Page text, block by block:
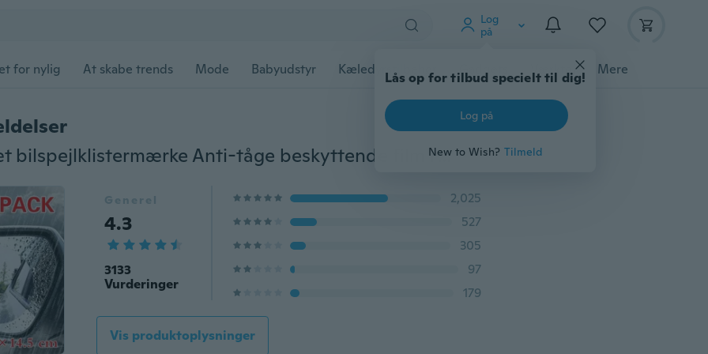
Log
på
Lås op for tilbud specielt til dig!
Log på
New to Wish? Tilmeld
for nylig At skabe trends Mode Babyudstyr Kæledyrstilbehør Gadgets Værktøj Mere
4 stk regntæt bilspejlklistermærke Anti-tåge beskyttende film regnskærm
Generel
4.3
3133
Vurderinger
2,025
527
305
97
179
Vis produktoplysninger